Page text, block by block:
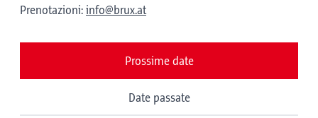
Prenotazioni: info@brux.at
Prossime date
Date passate